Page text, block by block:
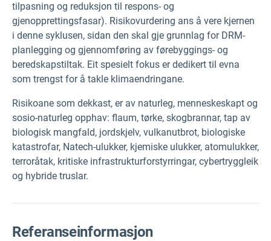
tilpasning og reduksjon til respons- og
gjenopprettingsfasar). Risikovurdering ans å vere kjernen
i denne syklusen, sidan den skal gje grunnlag for DRM-
planlegging og gjennomføring av førebyggings- og
beredskapstiltak. Eit spesielt fokus er dedikert til evna
som trengst for å takle klimaendringane.
Risikoane som dekkast, er av naturleg, menneskeskapt og
sosio-naturleg opphav: flaum, tørke, skogbrannar, tap av
biologisk mangfald, jordskjelv, vulkanutbrot, biologiske
katastrofar, Natech-ulukker, kjemiske ulukker, atomulukker,
terroråtak, kritiske infrastrukturforstyrringar, cybertryggleik
og hybride truslar.
Referanseinformasjon